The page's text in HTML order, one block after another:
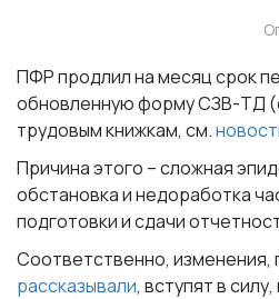
ПФР продлил на месяц срок
обновленную форму СЗВ-ТД
трудовым книжкам, см.
Причина этого – сложная
обстановка и недоработка
подготовки и сдачи
Соответственно, изменения,
рассказывали, вступят в силу,